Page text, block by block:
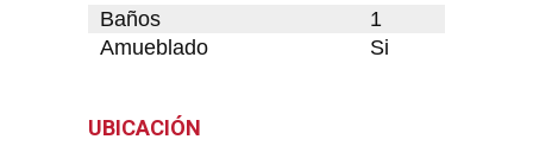
Baños
1
Amueblado
Si
UBICACIÓN